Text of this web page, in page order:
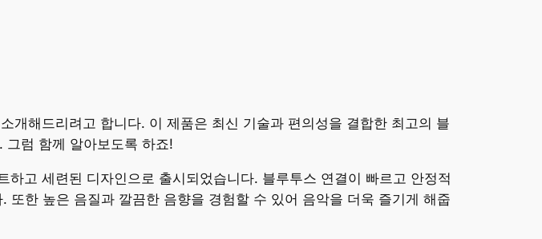
해드리려고 합니다. 이 제품은 최신 기술과 편의성을 결합한 최고의 블
그럼 함께 알아보도록 하죠!
고 세련된 디자인으로 출시되었습니다. 블루투스 연결이 빠르고 안정적
한 높은 음질과 깔끔한 음향을 경험할 수 있어 음악을 더욱 즐기게 해줍